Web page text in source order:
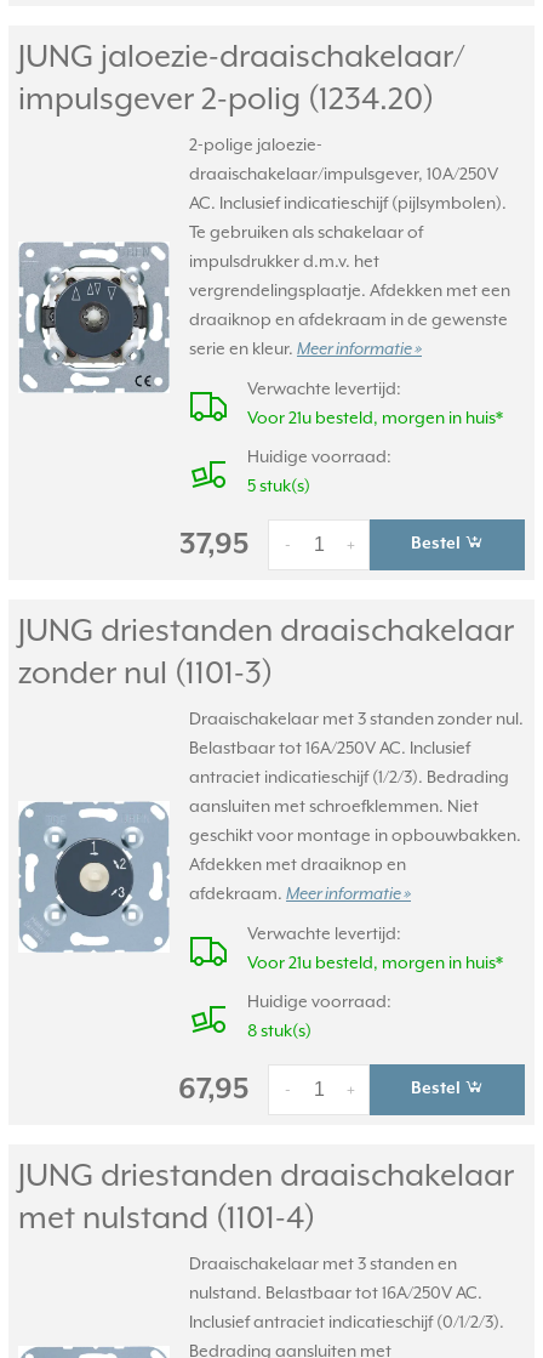
JUNG jaloezie-draaischakelaar/
impulsgever 2-polig (1234.20)
2-polige jaloezie-
draaischakelaar/impulsgever, 10A/250V
AC. Inclusief indicatieschijf (pijlsymbolen).
Te gebruiken als schakelaar of
impulsdrukker d.m.v. het
vergrendelingsplaatje. Afdekken met een
draaiknop en afdekraam in de gewenste
serie en kleur. Meer informatie »
Verwachte levertijd:
Voor 21u besteld, morgen in huis*
Huidige voorraad:
5 stuk(s)
37,95 +
- Bestel
JUNG driestanden draaischakelaar
zonder nul (1101-3)
Draaischakelaar met 3 standen zonder nul.
Belastbaar tot 16A/250V AC. Inclusief
antraciet indicatieschijf (1/2/3). Bedrading
aansluiten met schroefklemmen. Niet
geschikt voor montage in opbouwbakken.
Afdekken met draaiknop en
afdekraam. Meer informatie »
Verwachte levertijd:
Voor 21u besteld, morgen in huis*
Huidige voorraad:
8 stuk(s)
67,95 +
- Bestel
JUNG driestanden draaischakelaar
met nulstand (1101-4)
Draaischakelaar met 3 standen en
nulstand. Belastbaar tot 16A/250V AC.
Inclusief antraciet indicatieschijf (0/1/2/3).
Bedrading aansluiten met